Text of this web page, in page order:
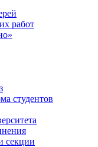
работ
студентов
секции